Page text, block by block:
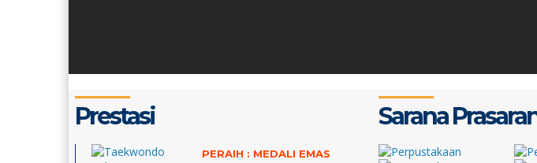
Prestasi
PERAIH : MEDALI EMAS
Sarana